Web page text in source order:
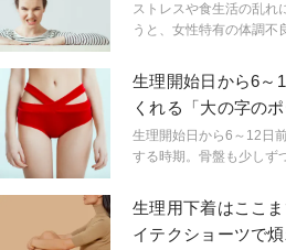
ストレスや食生活の乱れ
うと、女性特有の体調不
かで美しい子宮を取り戻
イライラや頭痛といった
ズを2つご紹介。わかり
生理開始日から6～
くれる「大の字のポ
生理開始日から6～12日
する時期。骨盤も少しず
すめの時期。アクティブ
っていきましょう！ こ
子宮美人ヨガを指導する
生理用下着はここ
イテクショーツで